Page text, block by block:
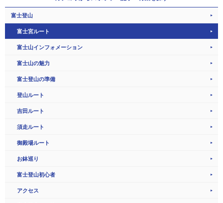
富士登山
富士宮ルート
富士山インフォメーション
富士山の魅力
富士登山の準備
登山ルート
吉田ルート
須走ルート
御殿場ルート
お鉢巡り
富士登山初心者
アクセス